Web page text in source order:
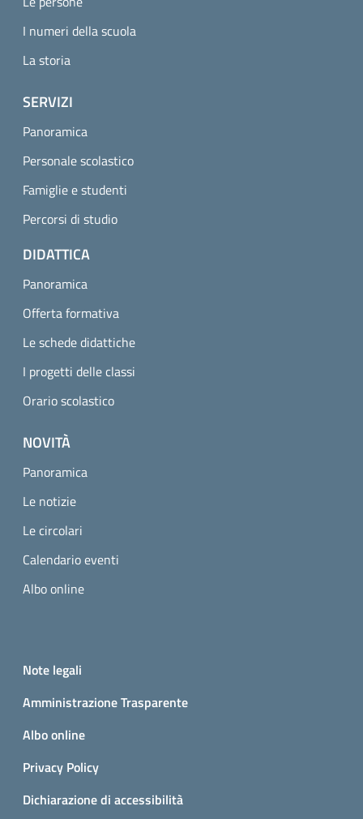
I numeri della scuola
La storia
SERVIZI
Panoramica
Personale scolastico
Famiglie e studenti
Percorsi di studio
DIDATTICA
Panoramica
Offerta formativa
Le schede didattiche
I progetti delle classi
Orario scolastico
NOVITÀ
Panoramica
Le notizie
Le circolari
Calendario eventi
Albo online
Small prints
Note legali
Amministrazione Trasparente
Albo online
Privacy Policy
Dichiarazione di accessibilità